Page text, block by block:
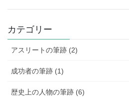
カテゴリー
アスリートの筆跡 (2)
成功者の筆跡 (1)
歴史上の人物の筆跡 (6)